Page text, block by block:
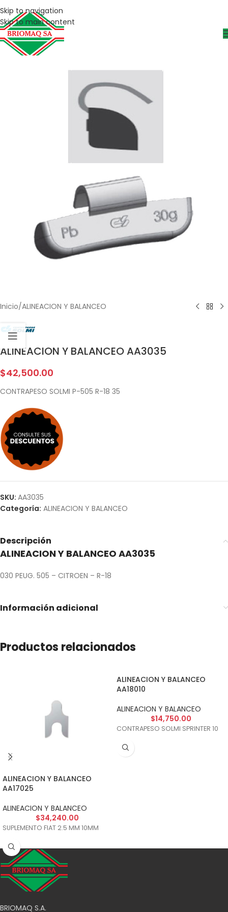
Skip to navigation
Skip to main content
Inicio/ALINEACION Y BALANCEO
ALINEACION Y BALANCEO AA3035
$42,500.00
CONTRAPESO SOLMI P-505 R-18 35
SKU: AA3035
Categoría: ALINEACION Y BALANCEO
Descripción
ALINEACION Y BALANCEO AA3035
030 PEUG. 505 – CITROEN – R-18
Información adicional
Productos relacionados
ALINEACION Y BALANCEO
AA17025
ALINEACION Y BALANCEO
$34,240.00
SUPLEMENTO FIAT 2.5 MM 10MM
ALINEACION Y BALANCEO
AA18010
ALINEACION Y BALANCEO
$14,750.00
CONTRAPESO SOLMI SPRINTER 10
BRIOMAQ S.A.